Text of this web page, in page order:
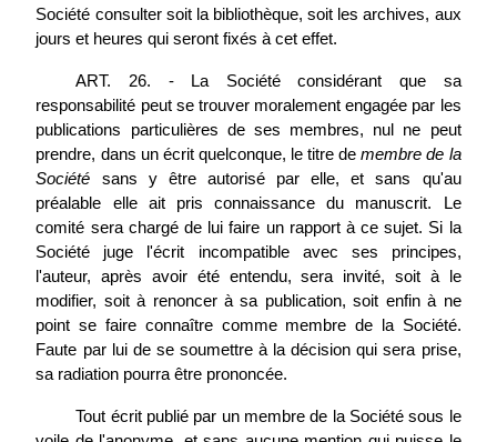
Société consulter soit la bibliothèque, soit les archives, aux
jours et heures qui seront fixés à cet effet.
ART. 26. - La Société considérant que sa
responsabilité peut se trouver moralement engagée par les
publications particulières de ses membres, nul ne peut
prendre, dans un écrit quelconque, le titre demembre de la
Société sans y être autorisé par elle, et sans qu'au
préalable elle ait pris connaissance du manuscrit. Le
comité sera chargé de lui faire un rapport à ce sujet. Si la
Société juge l'écrit incompatible avec ses principes,
l'auteur, après avoir été entendu, sera invité, soit à le
modifier, soit à renoncer à sa publication, soit enfin à ne
point se faire connaître comme membre de la Société.
Faute par lui de se soumettre à la décision qui sera prise,
sa radiation pourra être prononcée.
Tout écrit publié par un membre de la Société sous le